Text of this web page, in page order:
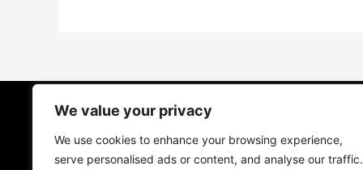
We value your privacy
We use cookies to enhance your browsing experience,
serve personalised ads or content, and analyse our traffic.
STRONA GŁÓWNA
MUZYKA I KONCERTY KONTAKT